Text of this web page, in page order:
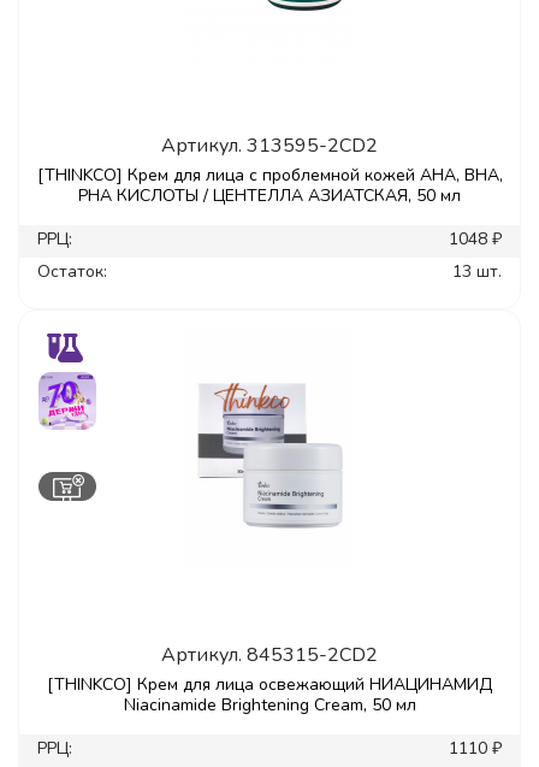
Артикул. 313595-2CD2
[THINKCO] Крем для лица с проблемной кожей AHA, BHA,
PHA КИСЛОТЫ / ЦЕНТЕЛЛА АЗИАТСКАЯ, 50 мл
РРЦ:
1048 ₽
Остаток:
13 шт.
Артикул. 845315-2CD2
[THINKCO] Крем для лица освежающий НИАЦИНАМИД
Niacinamide Brightening Cream, 50 мл
РРЦ:
1110 ₽